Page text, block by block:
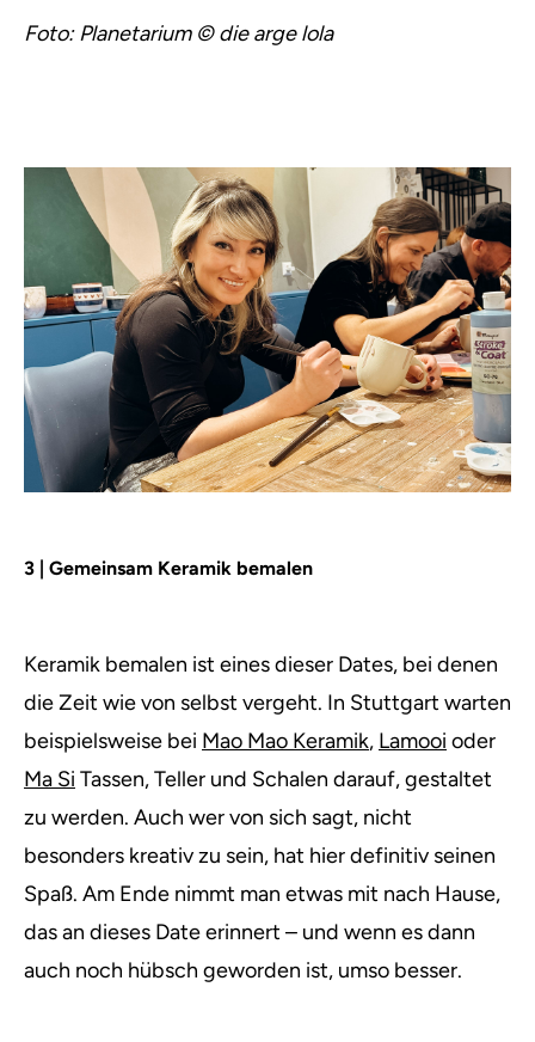
Foto: Planetarium © die arge lola
3 | Gemeinsam Keramik bemalen
Keramik bemalen ist eines dieser Dates, bei denen
die Zeit wie von selbst vergeht. In Stuttgart warten
beispielsweise bei Mao Mao Keramik, Lamooi oder
Ma Si Tassen, Teller und Schalen darauf, gestaltet
zu werden. Auch wer von sich sagt, nicht
besonders kreativ zu sein, hat hier definitiv seinen
Spaß. Am Ende nimmt man etwas mit nach Hause,
das an dieses Date erinnert – und wenn es dann
auch noch hübsch geworden ist, umso besser.